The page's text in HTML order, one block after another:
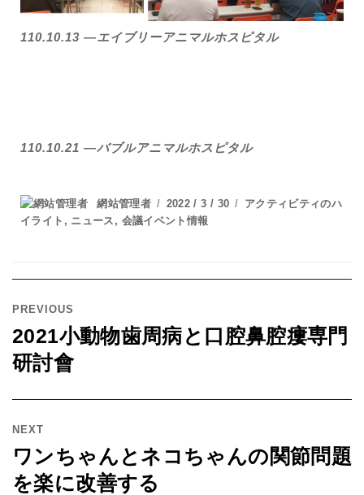
110.10.13 —エイブリーアニマルホスピタル
110.10.21 —バブルアニマルホスピタル
網站管理者 2022 / 3 / 30
アクティビティのハ
イライト , ニュース , 会議イベント情報
PREVIOUS
2021小動物歯周病と口腔鼻腔瘻専門
研討會
NEXT
ワンちゃんとネコちゃんの関節問題
を楽に改善する